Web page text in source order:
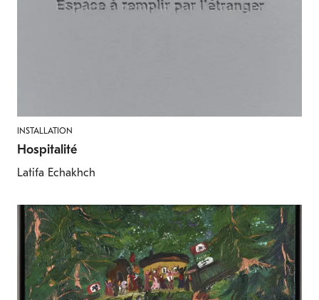
INSTALLATION
Hospitalité
Latifa Echakhch